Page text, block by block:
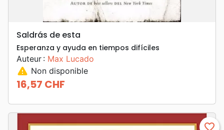
Saldrás de esta
Esperanza y ayuda en tiempos difíciles
Auteur : Max Lucado
warning Non disponible
Prix
16,57 CHF
favorite_border